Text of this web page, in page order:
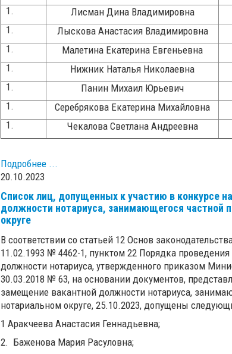
Лисман Дина Владимировна
Лыскова Анастасия Владимировна
Малетина Екатерина Евгеньевна
Нижник Наталья Николаевна
Панин Михаил Юрьевич
Серебрякова Екатерина Михайловна
Чекалова Светлана Андреевна
Подробнее ...
20.10.2023
Список лиц, допущенных к участию в конкурсе
должности нотариуса, занимающегося частной
округе
В соответствии со статьей 12 Основ
11.02.1993 № 4462-1, пунктом 22 Порядка
должности нотариуса, утвержденного приказом
30.03.2018 № 63, на основании документов,
замещение вакантной должности нотариуса,
нотариальном округе, 25.10.2023, допущены
1 Аракчеева Анастасия Геннадьевна;
2. Баженова Мария Расуловна;